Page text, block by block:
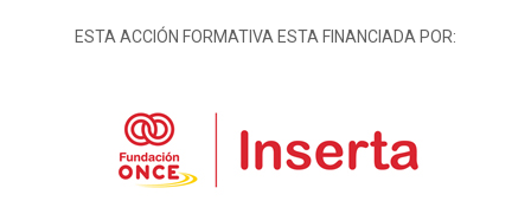
ESTA ACCIÓN FORMATIVA ESTA FINANCIADA POR: